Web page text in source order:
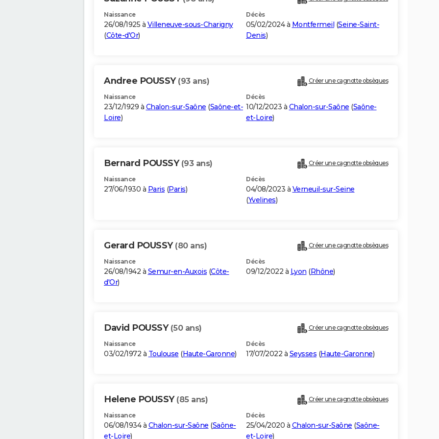
Naissance
26/08/1925 à Villeneuve-sous-Charigny
(Côte-d'Or)
Décès
05/02/2024 à Montfermeil (Seine-Saint-
Denis)
Andree POUSSY (93 ans) Créer une cagnotte obsèques
Naissance
23/12/1929 à Chalon-sur-Saône (Saône-et-
Loire)
Décès
10/12/2023 à Chalon-sur-Saône (Saône-
et-Loire)
Bernard POUSSY (93 ans) Créer une cagnotte obsèques
Naissance
27/06/1930 à Paris (Paris)
Décès
04/08/2023 à Verneuil-sur-Seine
(Yvelines)
Gerard POUSSY (80 ans) Créer une cagnotte obsèques
Naissance
26/08/1942 à Semur-en-Auxois (Côte-
d'Or)
Décès
09/12/2022 à Lyon (Rhône)
David POUSSY (50 ans) Créer une cagnotte obsèques
Naissance
03/02/1972 à Toulouse (Haute-Garonne)
Décès
17/07/2022 à Seysses (Haute-Garonne)
Helene POUSSY (85 ans) Créer une cagnotte obsèques
Naissance
06/08/1934 à Chalon-sur-Saône (Saône-
et-Loire)
Décès
25/04/2020 à Chalon-sur-Saône (Saône-
et-Loire)